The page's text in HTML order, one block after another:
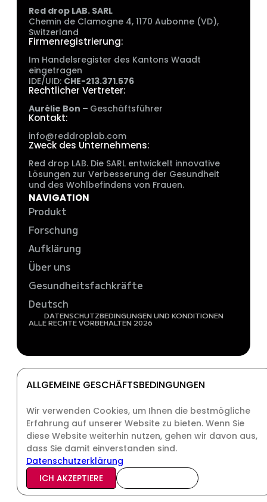
NAVIGATION
Produkt
Forschung
Aufklärung
Über uns
Gesundheitsfachkräfte
Deutsch
Red drop LAB. SARL
Chemin de Clamogne 4, 1170 Aubonne (VD),
Switzerland
Firmenregistrierung:
Im Handelsregister des Kantons Waadt
eingetragen
IDE/UID: CHE-213.371.576
Rechtlicher Vertreter:
Aurélie Bon – Geschäftsführer
Kontakt:
info@reddroplab.com
Zweck des Unternehmens:
Red drop LAB. Die SARL entwickelt innovative
Lösungen zur Verbesserung der Gesundheit
und des Wohlbefindens von Frauen.
ALLE RECHTE VORBEHALTEN 2026
DATENSCHUTZBEDINGUNGEN UND KONDITIONEN
ALLGEMEINE GESCHÄFTSBEDINGUNGEN
Wir verwenden Cookies, um Ihnen die bestmögliche
Erfahrung auf unserer Website zu bieten. Wenn Sie
diese Website weiterhin nutzen, gehen wir davon aus,
dass Sie damit einverstanden sind.
Datenschutzerklärung
ICH AKZEPTIERE